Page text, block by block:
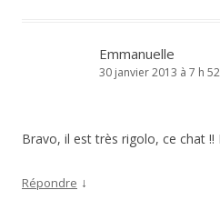
Emmanuelle
30 janvier 2013 à 7 h
Bravo, il est très rigolo, ce chat
Répondre ↓